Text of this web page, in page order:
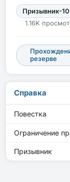
Призывник-
1.16K
резерве
Справка
Повестка
Ограничение
Призывник